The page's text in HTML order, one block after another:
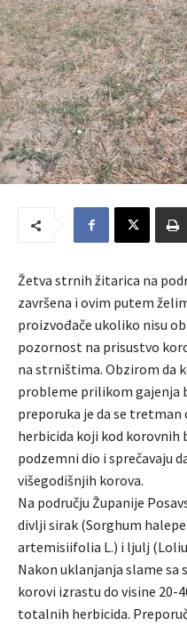
Žetva strnih žitarica na
završena i ovim putem
proizvođače ukoliko nisu
pozornost na prisustvo
na strništima. Obzirom da
probleme prilikom gajenja
preporuka je da se
herbicida koji kod korovnih
podzemni dio i sprečavaju
višegodišnjih korova.
Na području Županije
divlji sirak (Sorghum
artemisiifolia L.) i ljulj
Nakon uklanjanja slame
korovi izrastu do visine 20-
totalnih herbicida.